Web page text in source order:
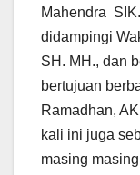
Mahendra
didampingi
SH. MH., dan
bertujuan
Ramadhan,
kali ini juga
masing